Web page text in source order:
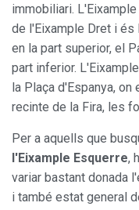
immobiliari.
de l'Eixample Dret i és
en la part superior, el
part inferior.
la Plaça d'Espanya,
recinte de la Fira, les
Per a aquells que
l'Eixample Esquerre,
variar bastant donada
i també estat general